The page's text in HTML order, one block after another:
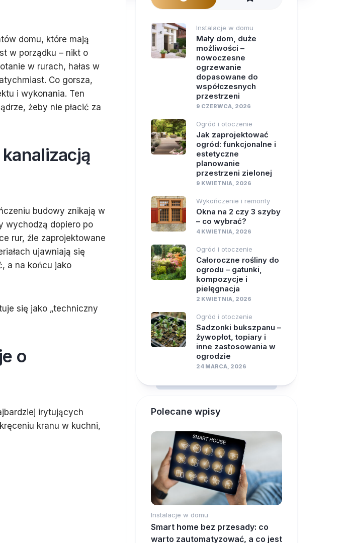
domu, które mają
w porządku – nikt o
w rurach, hałas w
Co gorsza,
i wykonania. Ten
żeby nie płacić za
budowy znikają w
wychodzą dopiero po
rur, źle zaprojektowane
ujawniają się
a na końcu jako
się jako „techniczny
o
irytujących
kranu w kuchni,
Instalacje w domu
Mały dom, duże
możliwości –
nowoczesne
ogrzewanie
dopasowane do
współczesnych
przestrzeni
9 CZERWCA, 2026
Ogród i otoczenie
Jak zaprojektować
ogród: funkcjonalne i
estetyczne
planowanie
przestrzeni zielonej
9 KWIETNIA, 2026
Wykończenie i remonty
Okna na 2 czy 3 szyby
– co wybrać?
4 KWIETNIA, 2026
Ogród i otoczenie
Całoroczne rośliny do
ogrodu – gatunki,
kompozycje i
pielęgnacja
2 KWIETNIA, 2026
Ogród i otoczenie
Sadzonki bukszpanu –
żywopłot, topiary i
inne zastosowania w
ogrodzie
24 MARCA, 2026
Polecane wpisy
Instalacje w domu
Smart home bez przesady: co
warto zautomatyzować, a co jest